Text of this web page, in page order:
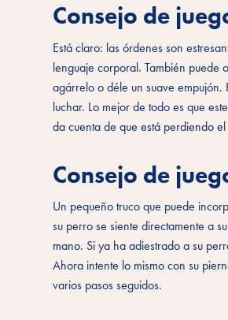
Consejo de
Está claro: las órdenes son
lenguaje corporal. También puede
agárrelo o déle un suave
luchar. Lo mejor de todo es que
da cuenta de que está perdiendo
Consejo de
Un pequeño truco que puede
su perro se siente directamente a
mano. Si ya ha adiestrado a su
Ahora intente lo mismo con su
varios pasos seguidos.